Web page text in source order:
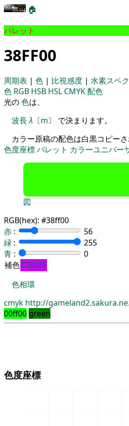
🏠
パレット
38FF00
周期表 | 色 | 比視感度 | 水素スペ
色 RGB HSB HSL CMYK配色
光の色は、
波長λ 〔m〕 で決まります。
カラー原稿の配色は白黒コピー
色度座標パレット カラーユニバー
図
RGB(hex): #38ff00
赤 :
56
緑 :
255
青 :
0
補色C700FF
色相環
cmyk http://
00ff00 green
色度座標